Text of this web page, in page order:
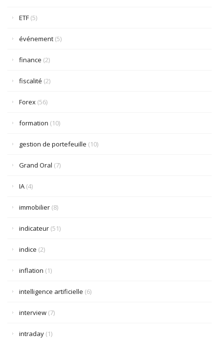
ETF (5)
événement (5)
finance (2)
fiscalité (2)
Forex (56)
formation (10)
gestion de portefeuille (10)
Grand Oral (7)
IA (4)
immobilier (8)
indicateur (51)
indice (2)
inflation (1)
intelligence artificielle (6)
interview (7)
intraday (1)